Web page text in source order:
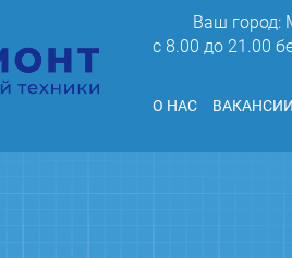
Ваш город:
c 8.00 до 21.00
О НАС ВАКАНСИИ